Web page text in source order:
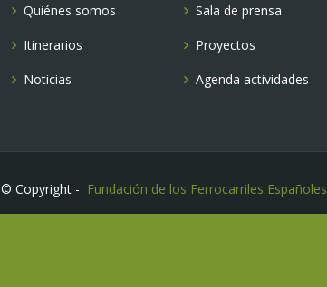
Quiénes somos
Itinerarios
Noticias
Sala de prensa
Proyectos
Agenda actividades
© Copyright - Fundación de los Ferrocarriles Españoles